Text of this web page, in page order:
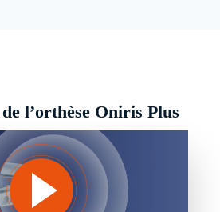
l’orthèse Oniris Plus